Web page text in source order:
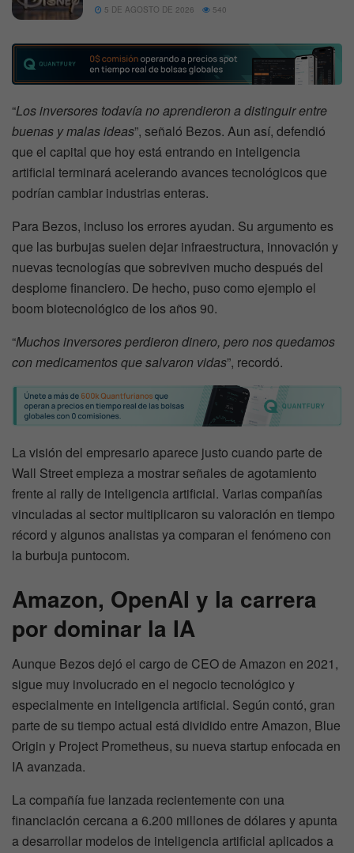
5 DE AGOSTO DE 2026 540
“Los inversores todavía no aprendieron a distinguir entre
buenas y malas ideas”, señaló Bezos. Aun así, defendió
que el capital que hoy está entrando en inteligencia
artificial terminará acelerando avances tecnológicos que
podrían cambiar industrias enteras.
Para Bezos, incluso los errores ayudan. Su argumento es
que las burbujas suelen dejar infraestructura, innovación y
nuevas tecnologías que sobreviven mucho después del
desplome financiero. De hecho, puso como ejemplo el
boom biotecnológico de los años 90.
“Muchos inversores perdieron dinero, pero nos quedamos
con medicamentos que salvaron vidas”, recordó.
La visión del empresario aparece justo cuando parte de
Wall Street empieza a mostrar señales de agotamiento
frente al rally de inteligencia artificial. Varias compañías
vinculadas al sector multiplicaron su valoración en tiempo
récord y algunos analistas ya comparan el fenómeno con
la burbuja puntocom.
Amazon, OpenAI y la carrera
por dominar la IA
Aunque Bezos dejó el cargo de CEO de Amazon en 2021,
sigue muy involucrado en el negocio tecnológico y
especialmente en inteligencia artificial. Según contó, gran
parte de su tiempo actual está dividido entre Amazon, Blue
Origin y Project Prometheus, su nueva startup enfocada en
IA avanzada.
La compañía fue lanzada recientemente con una
financiación cercana a 6.200 millones de dólares y apunta
a desarrollar modelos de inteligencia artificial aplicados a